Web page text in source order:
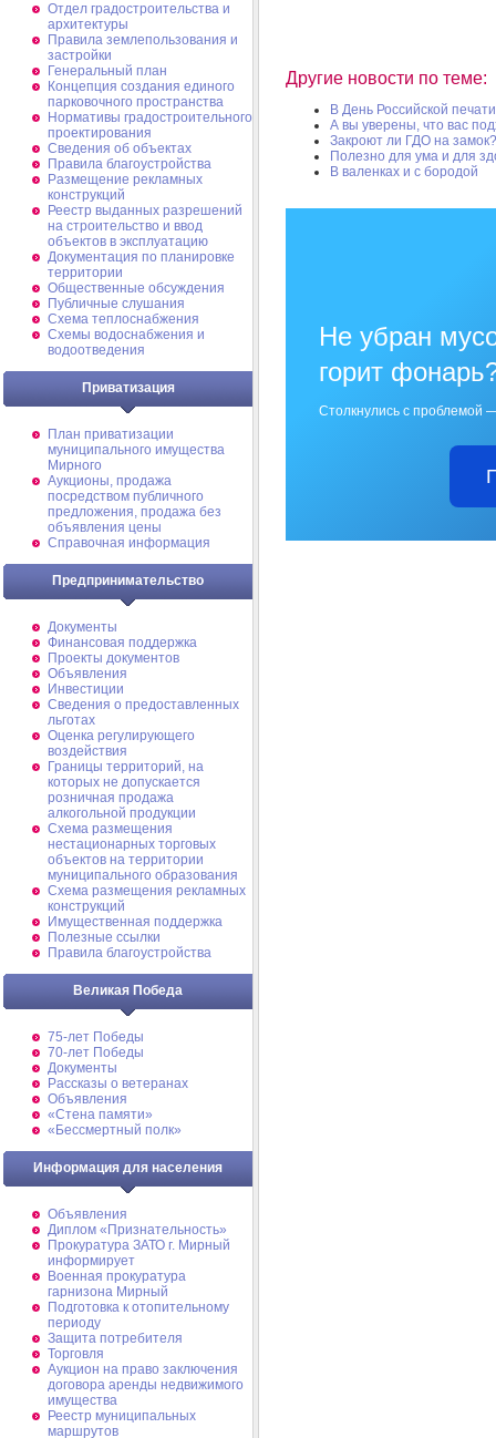
Отдел градостроительства и
архитектуры
Правила землепользования и
застройки
Генеральный план
Концепция создания единого
парковочного пространства
Нормативы градостроительного
проектирования
Сведения об объектах
Правила благоустройства
Размещение рекламных
конструкций
Реестр выданных разрешений
на строительство и ввод
объектов в эксплуатацию
Документация по планировке
территории
Общественные обсуждения
Публичные слушания
Схема теплоснабжения
Схемы водоснабжения и
водоотведения
Приватизация
План приватизации
муниципального имущества
Мирного
Аукционы, продажа
посредством публичного
предложения, продажа без
объявления цены
Справочная информация
Предпринимательство
Документы
Финансовая поддержка
Проекты документов
Объявления
Инвестиции
Сведения о предоставленных
льготах
Оценка регулирующего
воздействия
Границы территорий, на
которых не допускается
розничная продажа
алкогольной продукции
Схема размещения
нестационарных торговых
объектов на территории
муниципального образования
Схема размещения рекламных
конструкций
Имущественная поддержка
Полезные ссылки
Правила благоустройства
Великая Победа
75-лет Победы
70-лет Победы
Документы
Рассказы о ветеранах
Объявления
«Стена памяти»
«Бессмертный полк»
Информация для населения
Объявления
Диплом «Признательность»
Прокуратура ЗАТО г. Мирный
информирует
Военная прокуратура
гарнизона Мирный
Подготовка к отопительному
периоду
Защита потребителя
Торговля
Аукцион на право заключения
договора аренды недвижимого
имущества
Реестр муниципальных
маршрутов
Другие новости по теме:
В День Российской печати
А вы уверены, что вас
Закроют ли ГДО на замок?
Полезно для ума и для
В валенках и с бородой
Не убран
горит
Столкнулись с проблемой